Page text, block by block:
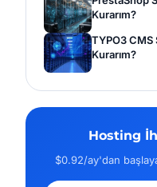
Kurarım?
TYPO3
Kurarım?
Hosting
$0.92/ay'dan